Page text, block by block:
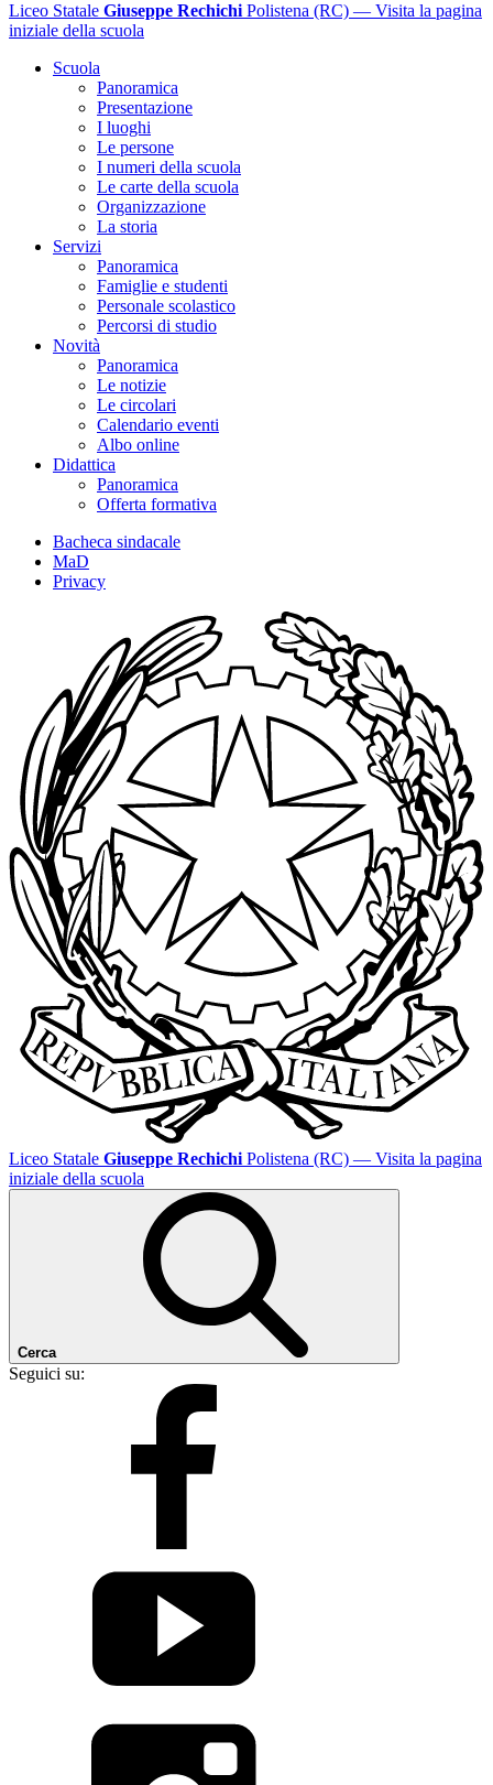
Liceo Statale Giuseppe Rechichi Polistena (RC) — Visita la pagina
iniziale della scuola
Scuola
Panoramica
Presentazione
I luoghi
Le persone
I numeri della scuola
Le carte della scuola
Organizzazione
La storia
Servizi
Panoramica
Famiglie e studenti
Personale scolastico
Percorsi di studio
Novità
Panoramica
Le notizie
Le circolari
Calendario eventi
Albo online
Didattica
Panoramica
Offerta formativa
Bacheca sindacale
MaD
Privacy
Liceo Statale Giuseppe Rechichi Polistena (RC) — Visita la pagina
iniziale della scuola
Cerca
Seguici su: